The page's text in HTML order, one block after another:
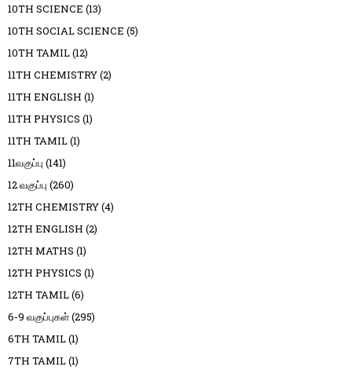
10TH SCIENCE (13)
10TH SOCIAL SCIENCE (5)
10TH TAMIL(12)
11TH CHEMISTRY(2)
11TH ENGLISH (1)
11TH PHYSICS (1)
11TH TAMIL(1)
11வகுப்பு (141)
12 வகுப்பு (260)
12TH CHEMISTRY(4)
12TH ENGLISH (2)
12TH MATHS (1)
12TH PHYSICS (1)
12TH TAMIL(6)
6-9 வகுப்புகள்(295)
6TH TAMIL(1)
7TH TAMIL(1)